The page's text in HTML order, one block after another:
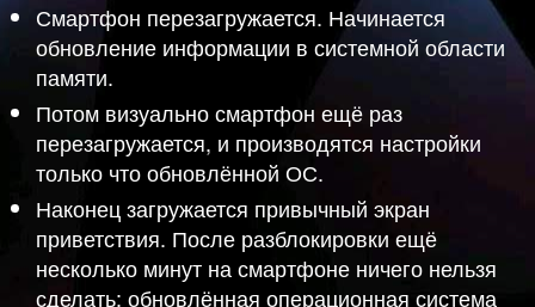
Смартфон перезагружается. Начинается
обновление информации в системной области
памяти.
Потом визуально смартфон ещё раз
перезагружается, и производятся настройки
только что обновлённой ОС.
Наконец загружается привычный экран
приветствия. После разблокировки ещё
несколько минут на смартфоне ничего нельзя
сделать: обновлённая операционная система